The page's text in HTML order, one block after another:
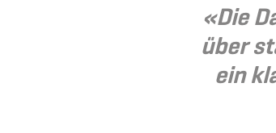
«Die
über
ein